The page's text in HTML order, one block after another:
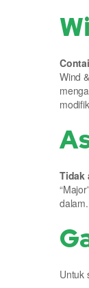
Wind
Tidak
dalam.
Untuk